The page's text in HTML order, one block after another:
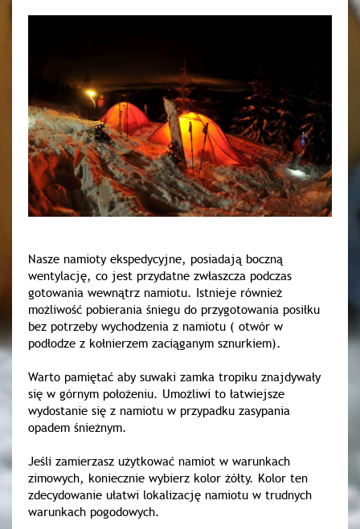
Nasze namioty ekspedycyjne, posiadają boczną
wentylację, co jest przydatne zwłaszcza podczas
gotowania wewnątrz namiotu. Istnieje również
możliwość pobierania śniegu do przygotowania posiłku
bez potrzeby wychodzenia z namiotu ( otwór w
podłodze z kołnierzem zaciąganym sznurkiem).
Warto pamiętać aby suwaki zamka tropiku znajdywały
się w górnym położeniu. Umożliwi to łatwiejsze
wydostanie się z namiotu w przypadku zasypania
opadem śnieżnym.
Jeśli zamierzasz użytkować namiot w warunkach
zimowych, koniecznie wybierz kolor żółty. Kolor ten
zdecydowanie ułatwi lokalizację namiotu w trudnych
warunkach pogodowych.